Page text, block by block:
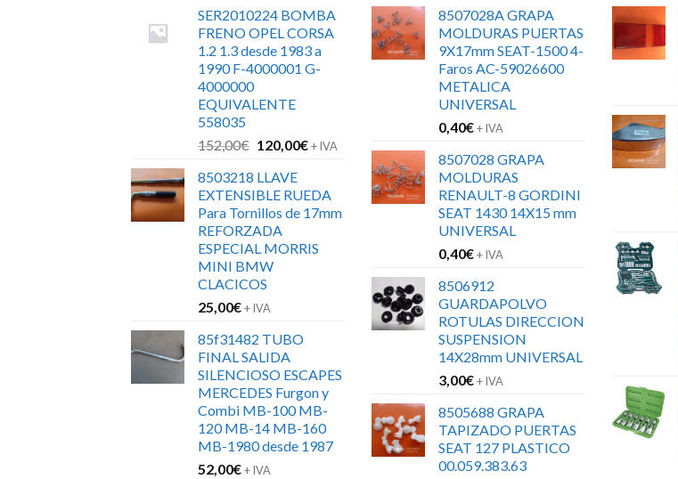
SER2010224 BOMBA
FRENO OPEL CORSA
1.2 1.3 desde 1983 a
1990 F-4000001 G-
4000000
EQUIVALENTE
558035
152,00€ El
original
era:
152,00€.
120,00€El
es:
120,00€.
+ IVA
8503218 LLAVE
EXTENSIBLE RUEDA
Para Tornillos de 17mm
REFORZADA
ESPECIAL MORRIS
MINI BMW
CLACICOS
25,00€+ IVA
85f31482 TUBO
FINAL SALIDA
SILENCIOSO ESCAPES
MERCEDES Furgon y
Combi MB-100 MB-
120 MB-14 MB-160
MB-1980 desde 1987
52,00€+ IVA
8507028A GRAPA
MOLDURAS PUERTAS
9X17mm SEAT-1500 4-
Faros AC-59026600
METALICA
UNIVERSAL
0,40€+ IVA
8507028 GRAPA
MOLDURAS
RENAULT-8 GORDINI
SEAT 1430 14X15 mm
UNIVERSAL
0,40€+ IVA
8506912
GUARDAPOLVO
ROTULAS DIRECCION
SUSPENSION
14X28mm UNIVERSAL
3,00€+ IVA
8505688 GRAPA
TAPIZADO PUERTAS
SEAT 127 PLASTICO
00.059.383.63